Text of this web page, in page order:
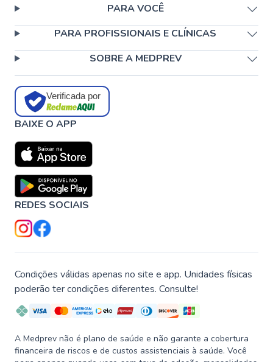
PARA VOCÊ
PARA PROFISSIONAIS E CLÍNICAS
SOBRE A MEDPREV
Verificada por
BAIXE O APP
REDES SOCIAIS
Condições válidas apenas no site e app. Unidades físicas
poderão ter condições diferentes. Consulte!
A Medprev não é plano de saúde e não garante a cobertura
financeira de riscos e de custos assistenciais à saúde. Você